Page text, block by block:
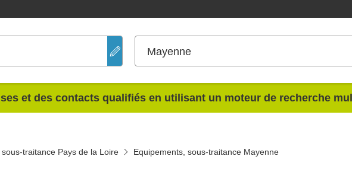
Mayenne
et des contacts qualifiés en utilisant un moteur de recherche
traitance Pays de la Loire Equipements, sous-traitance Mayenne